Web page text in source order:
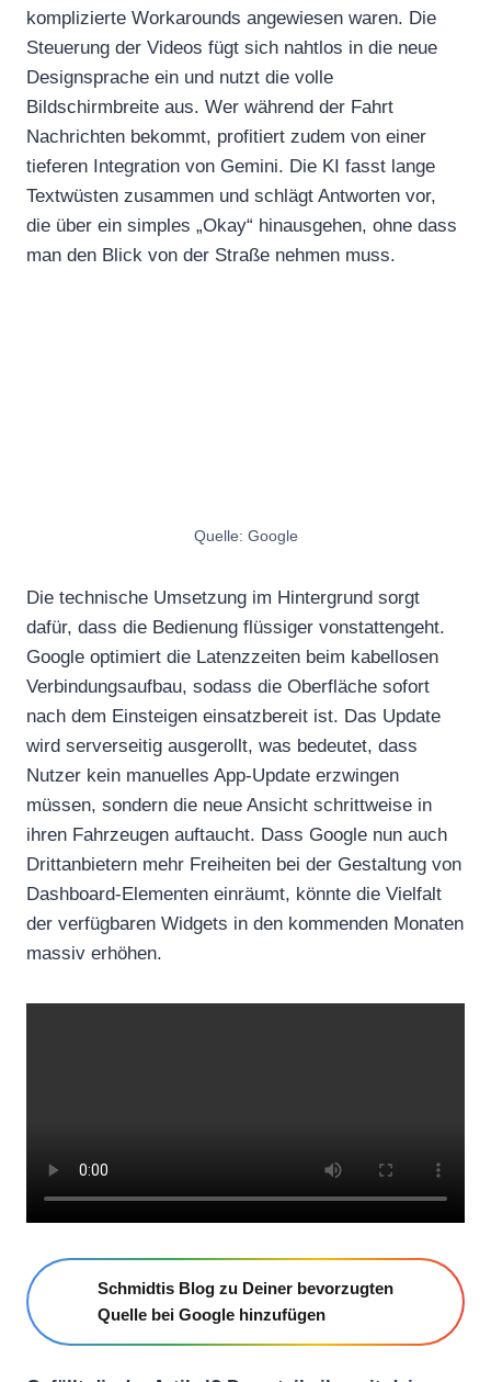
komplizierte Workarounds angewiesen waren. Die
Steuerung der Videos fügt sich nahtlos in die neue
Designsprache ein und nutzt die volle
Bildschirmbreite aus. Wer während der Fahrt
Nachrichten bekommt, profitiert zudem von einer
tieferen Integration von Gemini. Die KI fasst lange
Textwüsten zusammen und schlägt Antworten vor,
die über ein simples „Okay“ hinausgehen, ohne dass
man den Blick von der Straße nehmen muss.
Quelle: Google
Die technische Umsetzung im Hintergrund sorgt
dafür, dass die Bedienung flüssiger vonstattengeht.
Google optimiert die Latenzzeiten beim kabellosen
Verbindungsaufbau, sodass die Oberfläche sofort
nach dem Einsteigen einsatzbereit ist. Das Update
wird serverseitig ausgerollt, was bedeutet, dass
Nutzer kein manuelles App-Update erzwingen
müssen, sondern die neue Ansicht schrittweise in
ihren Fahrzeugen auftaucht. Dass Google nun auch
Drittanbietern mehr Freiheiten bei der Gestaltung von
Dashboard-Elementen einräumt, könnte die Vielfalt
der verfügbaren Widgets in den kommenden Monaten
massiv erhöhen.
Schmidtis Blog zu Deiner bevorzugten
Quelle bei Google hinzufügen